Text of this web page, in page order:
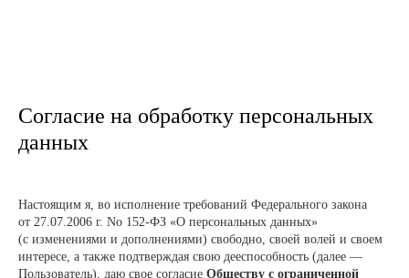
Согласие на обработку персональных
данных
Настоящим я, во исполнение требований Федерального закона
от 27.07.2006 г. No 152-ФЗ «О персональных данных»
(с изменениями и дополнениями) свободно, своей волей и своем
интересе, а также подтверждая свою дееспособность (далее —
Пользователь), даю свое согласие Обществу с ограниченной